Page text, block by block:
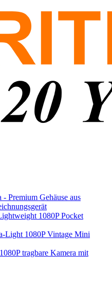
Premium Gehäuse aus
1080P Pocket
Light 1080P Vintage Mini
tragbare Kamera mit